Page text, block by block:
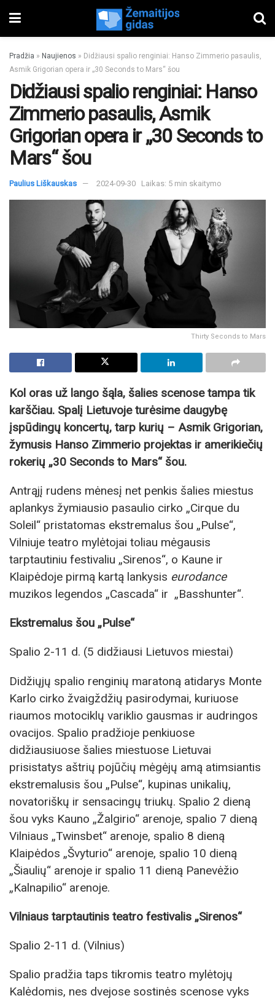
Pradžia » Naujienos » Didžiausi spalio renginiai: Hanso Zimmerio pasaulis,
Asmik Grigorian opera ir „30 Seconds to Mars“ šou
Didžiausi spalio renginiai: Hanso
Zimmerio pasaulis, Asmik
Grigorian opera ir „30 Seconds to
Mars“ šou
Paulius Liškauskas 2024-09-30 Laikas: 5 min skaitymo
Thirty Seconds to Mars
Kol oras už lango šąla, šalies scenose tampa tik
karščiau. Spalį Lietuvoje turėsime daugybę
įspūdingų koncertų, tarp kurių – Asmik Grigorian,
žymusis Hanso Zimmerio projektas ir amerikiečių
rokerių „30 Seconds to Mars“ šou.
Antrąjį rudens mėnesį net penkis šalies miestus
aplankys žymiausio pasaulio cirko „Cirque du
Soleil“ pristatomas ekstremalus šou „Pulse“,
Vilniuje teatro mylėtojai toliau mėgausis
tarptautiniu festivaliu „Sirenos“, o Kaune ir
Klaipėdoje pirmą kartą lankysis eurodance
muzikos legendos „Cascada“ ir „Basshunter“.
Ekstremalus šou „Pulse“
Spalio 2-11 d. (5 didžiausi Lietuvos miestai)
Didžiųjų spalio renginių maratoną atidarys Monte
Karlo cirko žvaigždžių pasirodymai, kuriuose
riaumos motociklų variklio gausmas ir audringos
ovacijos. Spalio pradžioje penkiuose
didžiausiuose šalies miestuose Lietuvai
prisistatys aštrių pojūčių mėgėjų amą atimsiantis
ekstremalusis šou „Pulse“, kupinas unikalių,
novatoriškų ir sensacingų triukų. Spalio 2 dieną
šou vyks Kauno „Žalgirio“ arenoje, spalio 7 dieną
Vilniaus „Twinsbet“ arenoje, spalio 8 dieną
Klaipėdos „Švyturio“ arenoje, spalio 10 dieną
„Šiaulių“ arenoje ir spalio 11 dieną Panevėžio
„Kalnapilio“ arenoje.
Vilniaus tarptautinis teatro festivalis „Sirenos“
Spalio 2-11 d. (Vilnius)
Spalio pradžia taps tikromis teatro mylėtojų
Kalėdomis, nes dvejose sostinės scenose vyks